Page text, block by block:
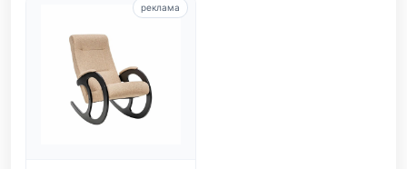
реклама